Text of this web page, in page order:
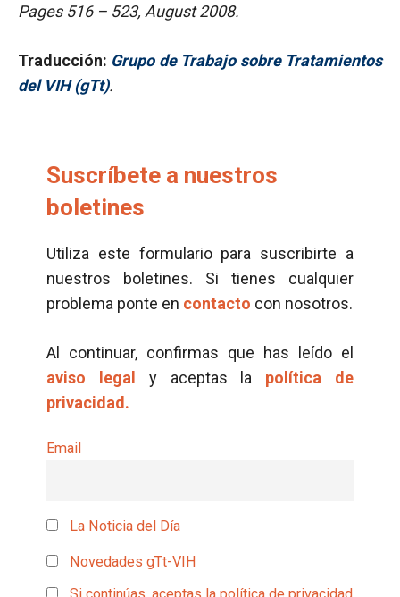
Pages 516 – 523, August 2008.
Traducción: Grupo de Trabajo sobre Tratamientos
del VIH (gTt).
Suscríbete a nuestros
boletines
Utiliza este formulario para suscribirte a
nuestros boletines. Si tienes cualquier
problema ponte en contacto con nosotros.
Al continuar, confirmas que has leído el
aviso legal
y aceptas la política de
privacidad.
Email
La Noticia del Día
Novedades gTt-VIH